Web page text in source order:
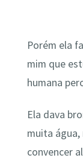
Porém ela
mim que
humana
Ela dava
muita
convencer